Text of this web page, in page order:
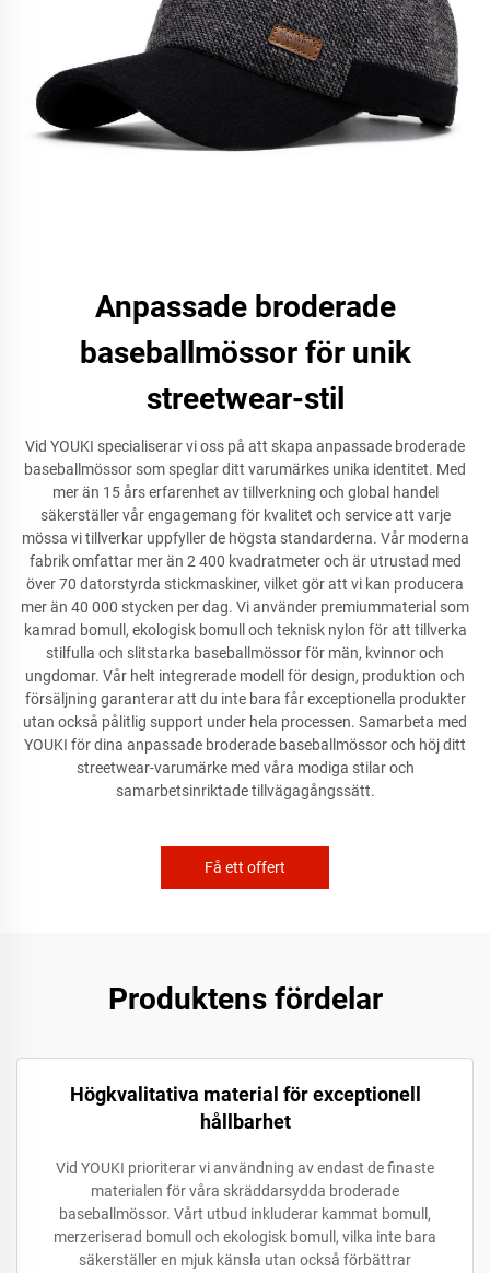
Anpassade broderade
baseballmössor för unik
streetwear-stil
Vid YOUKI specialiserar vi oss på att skapa anpassade broderade
baseballmössor som speglar ditt varumärkes unika identitet. Med
mer än 15 års erfarenhet av tillverkning och global handel
säkerställer vår engagemang för kvalitet och service att varje
mössa vi tillverkar uppfyller de högsta standarderna. Vår moderna
fabrik omfattar mer än 2 400 kvadratmeter och är utrustad med
över 70 datorstyrda stickmaskiner, vilket gör att vi kan producera
mer än 40 000 stycken per dag. Vi använder premiummaterial som
kamrad bomull, ekologisk bomull och teknisk nylon för att tillverka
stilfulla och slitstarka baseballmössor för män, kvinnor och
ungdomar. Vår helt integrerade modell för design, produktion och
försäljning garanterar att du inte bara får exceptionella produkter
utan också pålitlig support under hela processen. Samarbeta med
YOUKI för dina anpassade broderade baseballmössor och höj ditt
streetwear-varumärke med våra modiga stilar och
samarbetsinriktade tillvägagångssätt.
Få ett offert
Produktens fördelar
Högkvalitativa material för exceptionell
hållbarhet
Vid YOUKI prioriterar vi användning av endast de finaste
materialen för våra skräddarsydda broderade
baseballmössor. Vårt utbud inkluderar kammat bomull,
merzeriserad bomull och ekologisk bomull, vilka inte bara
säkerställer en mjuk känsla utan också förbättrar